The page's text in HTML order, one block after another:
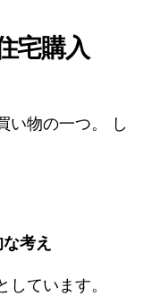
宅購入
い物の一つ。 し
考え
ています。